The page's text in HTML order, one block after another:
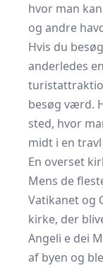
hvor man
og andre
Hvis du
anderledes
besøg værd.
sted, hvor
midt i en
En overset
Mens de
Vatikanet og
kirke, der
Angeli e dei
af byen og